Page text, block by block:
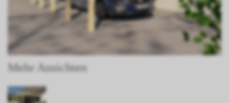
Mehr Ansichten